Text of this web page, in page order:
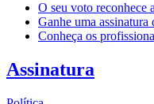
O seu voto reconhece
Ganhe uma
Conheça os
Assinatura